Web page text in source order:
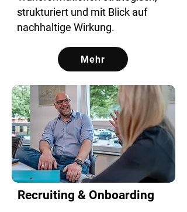
strukturiert und mit Blick auf
nachhaltige Wirkung.
Mehr
Recruiting & Onboarding